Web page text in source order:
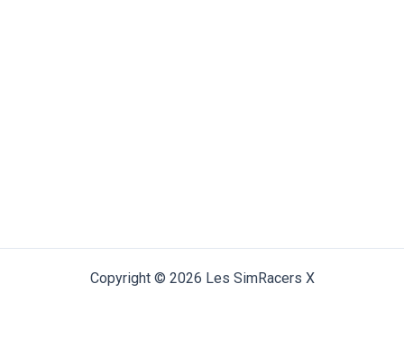
Copyright © 2026 Les SimRacers X